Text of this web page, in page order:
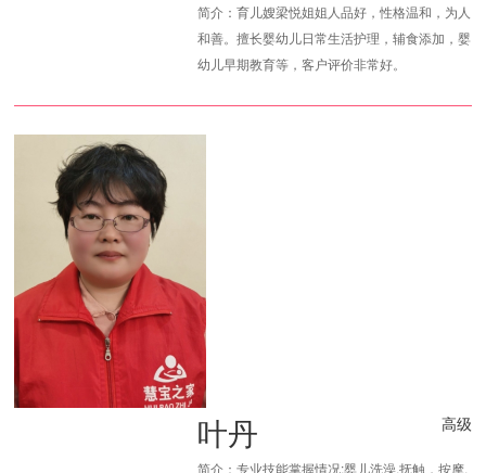
简介：育儿嫂梁悦姐姐人品好，性格温和，为人
和善。擅长婴幼儿日常生活护理，辅食添加，婴
幼儿早期教育等，客户评价非常好。
叶丹 高级
简介：专业技能掌握情况:婴儿洗澡,抚触，按摩,